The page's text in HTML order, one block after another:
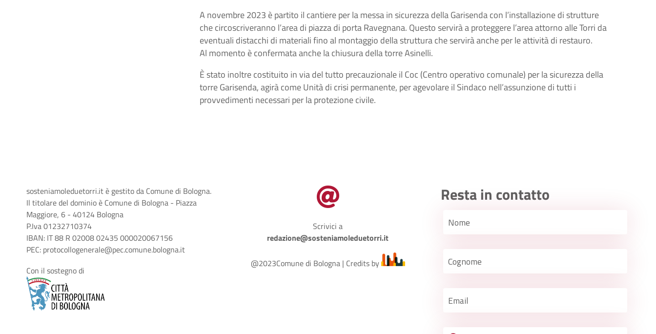
A novembre 2023 è partito il cantiere per la messa in sicurezza della Garisenda con l’installazione di strutture
che circoscriveranno l’area di piazza di porta Ravegnana. Questo servirà a proteggere l’area attorno alle Torri da
eventuali distacchi di materiali fino al montaggio della struttura che servirà anche per le attività di restauro.
Al momento è confermata anche la chiusura della torre Asinelli.
È stato inoltre costituito in via del tutto precauzionale il Coc (Centro operativo comunale) per la sicurezza della
torre Garisenda, agirà come Unità di crisi permanente, per agevolare il Sindaco nell’assunzione di tutti i
provvedimenti necessari per la protezione civile.
sosteniamoleduetorri.it è gestito da Comune di Bologna.
Il titolare del dominio è Comune di Bologna - Piazza
Maggiore, 6 - 40124 Bologna
P.Iva 01232710374
IBAN: IT 88 R 02008 02435 000020067156
PEC: protocollogenerale@pec.comune.bologna.it
Con il sostegno di

Scrivici a
redazione@sosteniamoleduetorri.it
@2023Comune di Bologna | Credits by
Resta in contatto